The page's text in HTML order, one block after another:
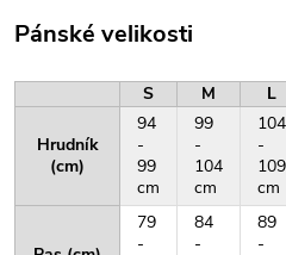
Pánské velikosti
S M L
Hrudník
(cm)
94
-
99
cm
99
-
104
cm
104
-
109
cm
79
-
84
-
89
-